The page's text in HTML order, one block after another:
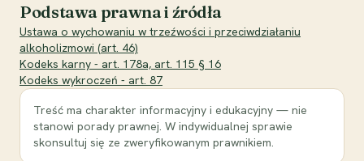
Podstawa prawna i źródła
Ustawa o wychowaniu w trzeźwości i przeciwdziałaniu
alkoholizmowi (art. 46)
Kodeks karny - art. 178a, art. 115 § 16
Kodeks wykroczeń - art. 87
Treść ma charakter informacyjny i edukacyjny — nie
stanowi porady prawnej. W indywidualnej sprawie
skonsultuj się ze zweryfikowanym prawnikiem.